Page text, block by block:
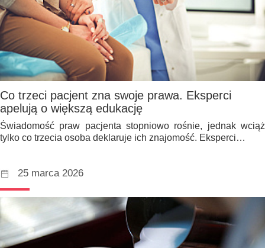
Co trzeci pacjent zna swoje prawa. Eksperci
apelują o większą edukację
Świadomość praw pacjenta stopniowo rośnie, jednak wciąż
tylko co trzecia osoba deklaruje ich znajomość. Eksperci…
25 marca 2026